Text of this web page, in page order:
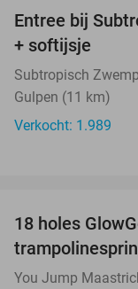
Entree bij
+ softijsje
Subtropisch
Gulpen (11 km)
Verkocht: 1.989
18 holes
You Jump